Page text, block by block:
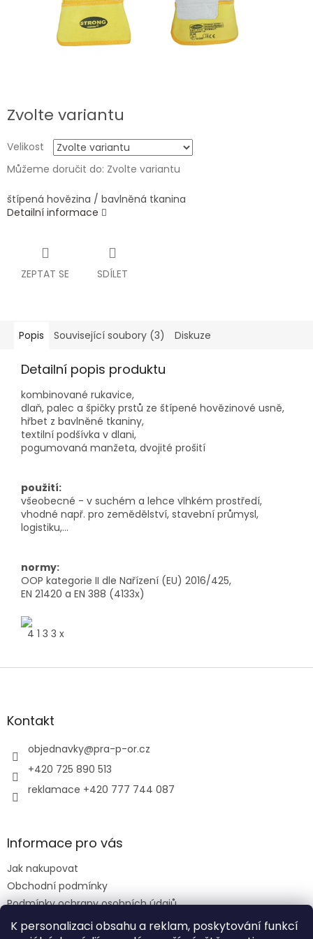
K personalizaci obsahu a reklam, poskytování funkcí
Zvolte variantu
Velikost
Můžeme doručit do: Zvolte variantu
štípená hovězina / bavlněná tkanina
Detailní informace
ZEPTAT SE SDÍLET
Popis Související soubory (3) Diskuze
Detailní popis produktu
kombinované rukavice,
dlaň, palec a špičky prstů ze štípené hovězinové usně,
hřbet z bavlněné tkaniny,
textilní podšívka v dlani,
pogumovaná manžeta, dvojité prošití
použití:
všeobecné - v suchém a lehce vlhkém prostředí,
vhodné např. pro zemědělství, stavební průmysl,
logistiku,...
normy:
OOP kategorie II dle Nařízení (EU) 2016/425,
EN 21420 a EN 388 (4133x)
4 1 3 3 x
Z
aKontakt
objednavky@pra-p-or.cz
+420 725 890 513
reklamace +420 777 744 087
Informace pro vás
Jak nakupovat
Obchodní podmínky
Podmínky ochrany osobních údajů
Reklamační řád